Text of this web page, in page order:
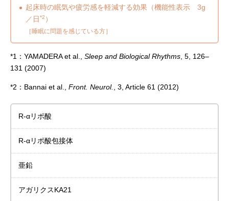
起床時の眠気や疲労感を軽減する効果 （機能性表示 3g
／日*2 ）
［睡眠に問題を感じている方］
*1：YAMADERA et al., Sleep and Biological Rhythms, 5, 126–
131 (2007)
*2：Bannai et al., Front. Neurol., 3, Article 61 (2012)
R-αリポ酸
R-αリポ酸包接体
亜鉛
アガリクスKA21